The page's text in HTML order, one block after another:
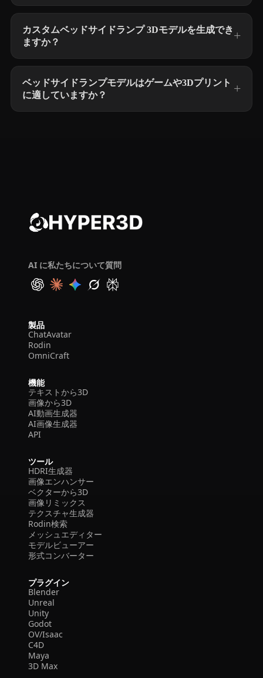
カスタムベッドサイドランプ 3Dモデルを生成でき
ますか？
ベッドサイドランプモデルはゲームや3Dプリント
に適していますか？
AI に私たちについて質問
製品
ChatAvatar
Rodin
OmniCraft
機能
テキストから3D
画像から3D
AI動画生成器
AI画像生成器
API
ツール
HDRI生成器
画像エンハンサー
ベクターから3D
画像リミックス
テクスチャ生成器
Rodin検索
メッシュエディター
モデルビューアー
形式コンバーター
プラグイン
Blender
Unreal
Unity
Godot
OV/Isaac
C4D
Maya
3D Max